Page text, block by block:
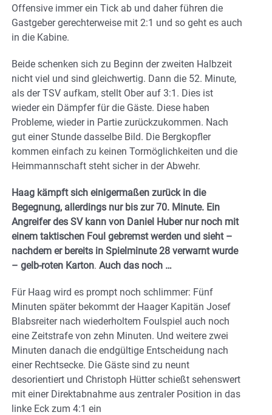
Offensive immer ein Tick ab und daher führen die
Gastgeber gerechterweise mit 2:1 und so geht es auch
in die Kabine.
Beide schenken sich zu Beginn der zweiten Halbzeit
nicht viel und sind gleichwertig. Dann die 52. Minute,
als der TSV aufkam, stellt Ober auf 3:1. Dies ist
wieder ein Dämpfer für die Gäste. Diese haben
Probleme, wieder in Partie zurückzukommen. Nach
gut einer Stunde dasselbe Bild. Die Bergkopfler
kommen einfach zu keinen Tormöglichkeiten und die
Heimmannschaft steht sicher in der Abwehr.
Haag kämpft sich einigermaßen zurück in die
Begegnung, allerdings nur bis zur 70. Minute. Ein
Angreifer des SV kann von Daniel Huber nur noch mit
einem taktischen Foul gebremst werden und sieht –
nachdem er bereits in Spielminute 28 verwarnt wurde
– gelb-roten Karton. Auch das noch …
Für Haag wird es prompt noch schlimmer: Fünf
Minuten später bekommt der Haager Kapitän Josef
Blabsreiter nach wiederholtem Foulspiel auch noch
eine Zeitstrafe von zehn Minuten. Und weitere zwei
Minuten danach die endgültige Entscheidung nach
einer Rechtsecke. Die Gäste sind zu neunt
desorientiert und Christoph Hütter schießt sehenswert
mit einer Direktabnahme aus zentraler Position in das
linke Eck zum 4:1 ein